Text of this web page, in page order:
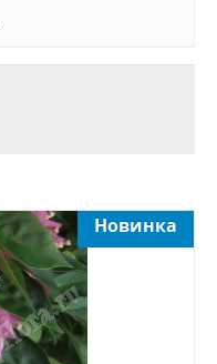
Новинка